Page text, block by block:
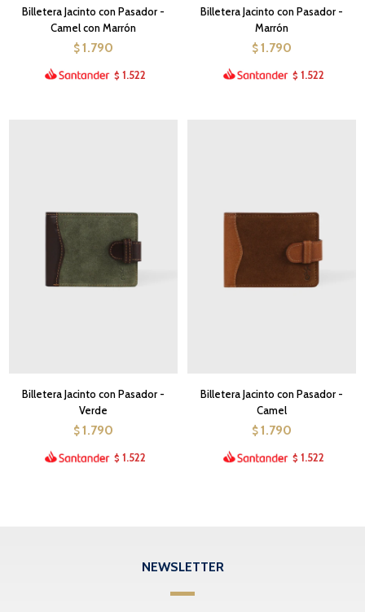
Billetera Jacinto con Pasador -
Camel con Marrón
$ 1.790
$ 1.522
Billetera Jacinto con Pasador -
Marrón
$ 1.790
$ 1.522
Billetera Jacinto con Pasador -
Verde
$ 1.790
$ 1.522
Billetera Jacinto con Pasador -
Camel
$ 1.790
$ 1.522
NEWSLETTER